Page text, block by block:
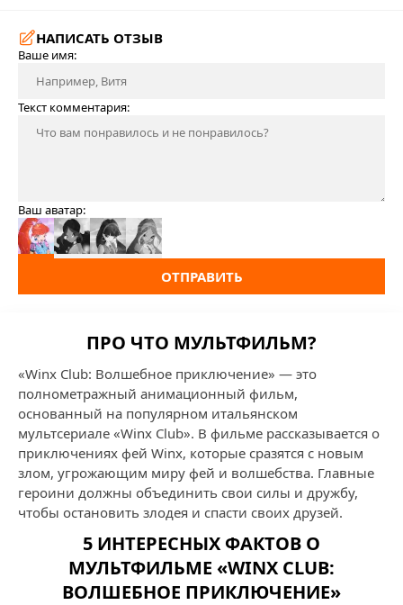
НАПИСАТЬ ОТЗЫВ
Ваше имя:
Текст комментария:
Ваш аватар:
ОТПРАВИТЬ
ПРО ЧТО МУЛЬТФИЛЬМ?
«Winx Club: Волшебное приключение» — это
полнометражный анимационный фильм,
основанный на популярном итальянском
мультсериале «Winx Club». В фильме рассказывается о
приключениях фей Winx, которые сразятся с новым
злом, угрожающим миру фей и волшебства. Главные
героини должны объединить свои силы и дружбу,
чтобы остановить злодея и спасти своих друзей.
5 ИНТЕРЕСНЫХ ФАКТОВ О
МУЛЬТФИЛЬМЕ «WINX CLUB:
ВОЛШЕБНОЕ ПРИКЛЮЧЕНИЕ»